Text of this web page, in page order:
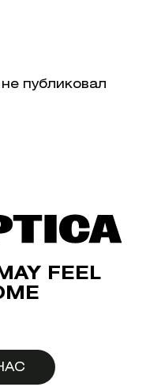
публиковал
FEEL